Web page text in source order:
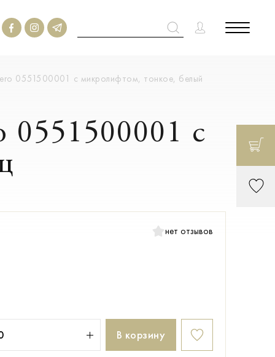
0551500001 с микролифтом, тонкое, белый
0551500001 с
нет отзывов
В корзину